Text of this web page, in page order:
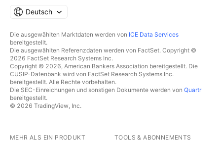
Deutsch
Die ausgewählten Marktdaten werden von ICE Data Services
bereitgestellt.
Die ausgewählten Referenzdaten werden von FactSet. Copyright ©
2026 FactSet Research Systems Inc.
Copyright © 2026, American Bankers Association bereitgestellt. Die
CUSIP-Datenbank wird von FactSet Research Systems Inc.
bereitgestellt. Alle Rechte vorbehalten.
Die SEC-Einreichungen und sonstigen Dokumente werden von Quartr
bereitgestellt.
© 2026 TradingView, Inc.
MEHR ALS EIN PRODUKT TOOLS & ABONNEMENTS